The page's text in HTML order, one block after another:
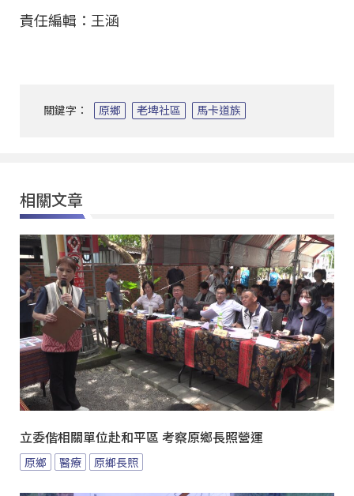
責任編輯：王涵
關鍵字： 原鄉 老埤社區 馬卡道族
相關文章
立委偕相關單位赴和平區 考察原鄉長照營運
原鄉 醫療 原鄉長照